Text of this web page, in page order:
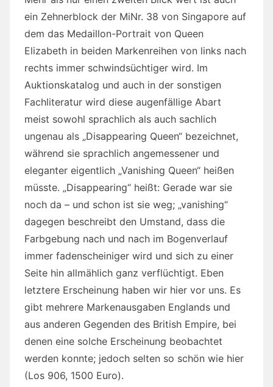
ein Zehnerblock der MiNr. 38 von Singapore auf
dem das Medaillon-Portrait von Queen
Elizabeth in beiden Markenreihen von links nach
rechts immer schwindsüchtiger wird. Im
Auktionskatalog und auch in der sonstigen
Fachliteratur wird diese augenfällige Abart
meist sowohl sprachlich als auch sachlich
ungenau als „Disappearing Queen“ bezeichnet,
während sie sprachlich angemessener und
eleganter eigentlich „Vanishing Queen“ heißen
müsste. „Disappearing“ heißt: Gerade war sie
noch da – und schon ist sie weg; „vanishing“
dagegen beschreibt den Umstand, dass die
Farbgebung nach und nach im Bogenverlauf
immer fadenscheiniger wird und sich zu einer
Seite hin allmählich ganz verflüchtigt. Eben
letztere Erscheinung haben wir hier vor uns. Es
gibt mehrere Markenausgaben Englands und
aus anderen Gegenden des British Empire, bei
denen eine solche Erscheinung beobachtet
werden konnte; jedoch selten so schön wie hier
(Los 906, 1500 Euro).